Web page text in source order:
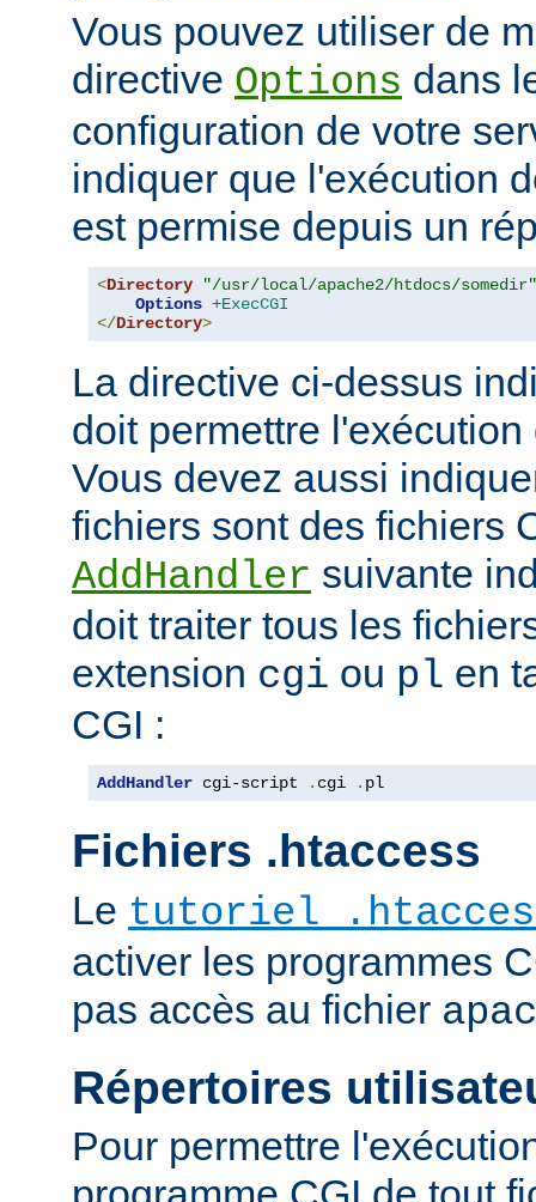
Vous pouvez utiliser de
directive Options dans
configuration de votre
indiquer que l'exécution
est permise depuis un
<Directory
"/usr/local/apache2/htdocs/somedir"
Options +ExecCGI
</Directory>
La directive ci-dessus
doit permettre
Vous devez aussi
fichiers sont des fichiers
AddHandler suivante
doit traiter tous les
extension cgi ou pl en
CGI :
AddHandler cgi-script . cgi . pl
Fichiers .htaccess
Le tutoriel
activer les programmes
pas accès au fichier
Répertoires
Pour permettre